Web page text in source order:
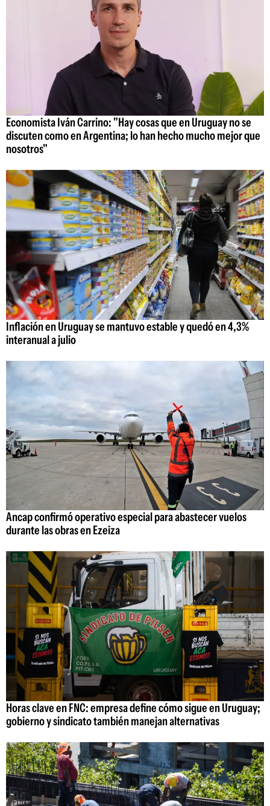
Economista Iván Carrino: "Hay cosas que en Uruguay no se
discuten como en Argentina; lo han hecho mucho mejor que
nosotros"
Inflación en Uruguay se mantuvo estable y quedó en 4,3%
interanual a julio
Ancap confirmó operativo especial para abastecer vuelos
durante las obras en Ezeiza
Horas clave en FNC: empresa define cómo sigue en Uruguay;
gobierno y sindicato también manejan alternativas